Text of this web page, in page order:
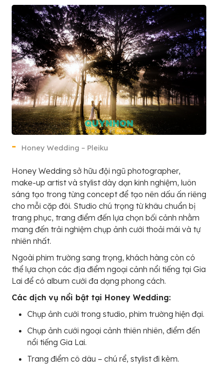
Honey Wedding – Pleiku
Honey Wedding sở hữu đội ngũ photographer,
make-up artist và stylist dày dạn kinh nghiệm, luôn
sáng tạo trong từng concept để tạo nên dấu ấn riêng
cho mỗi cặp đôi. Studio chú trọng từ khâu chuẩn bị
trang phục, trang điểm đến lựa chọn bối cảnh nhằm
mang đến trải nghiệm chụp ảnh cưới thoải mái và tự
nhiên nhất.
Ngoài phim trường sang trọng, khách hàng còn có
thể lựa chọn các địa điểm ngoại cảnh nổi tiếng tại Gia
Lai để có album cưới đa dạng phong cách.
Các dịch vụ nổi bật tại Honey Wedding:
Chụp ảnh cưới trong studio, phim trường hiện đại.
Chụp ảnh cưới ngoại cảnh thiên nhiên, điểm đến
nổi tiếng Gia Lai.
Trang điểm cô dâu – chú rể, stylist đi kèm.